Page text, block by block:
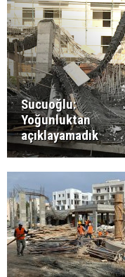
Sucuoğlu:
Yoğunluktan
açıklayamadık